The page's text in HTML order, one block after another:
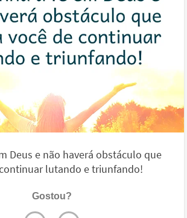
Deus e não haverá obstáculo que
lutando e triunfando!
Gostou?